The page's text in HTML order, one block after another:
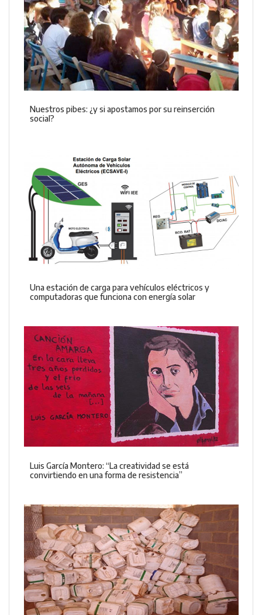
Nuestros pibes: ¿y si apostamos por su reinserción
social?
Una estación de carga para vehículos eléctricos y
computadoras que funciona con energía solar
Luis García Montero: “La creatividad se está
convirtiendo en una forma de resistencia”